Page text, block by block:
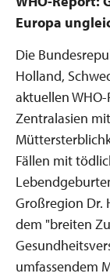
Europa
Die
Holland,
aktuellen
Zentralasien
Fällen mit
Großregion Dr.
dem "breiten
umfassendem